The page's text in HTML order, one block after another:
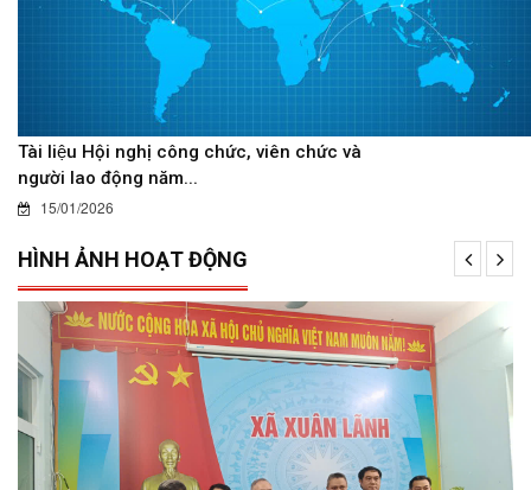
Tài liệu Hội nghị công chức, viên chức và
người lao động năm...
15/01/2026
HÌNH ẢNH HOẠT ĐỘNG